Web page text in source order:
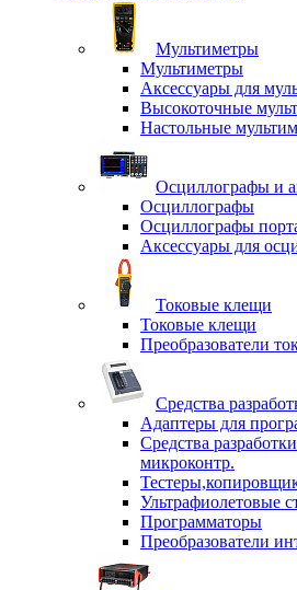
Мультиметры
Мультиметры
Аксессуары для
Высокоточные
Настольные
Осциллографы и
Осциллографы
Осциллографы
Аксессуары для
Токовые клещи
Токовые клещи
Преобразователи
Средства
Адаптеры для
Средства
микроконтр.
Ультрафиолетовые
Программаторы
Преобразователи